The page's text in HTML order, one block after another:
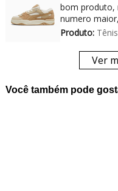
bom produto,
numero
Produto:
Ver
Você também pode